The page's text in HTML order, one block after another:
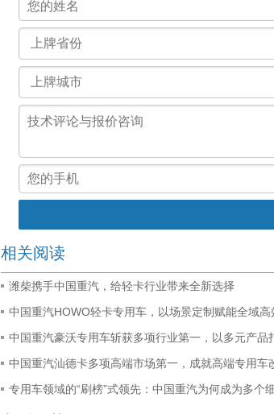
相关阅读
潍柴携手中国重汽，给轻卡行业带来全新选择
中国重汽HOWO轻卡专用车，以场景定制赋能全域高
中国重汽豪沃专用车斩获多项行业第一，以多元产品
中国重汽汕德卡多项高端市场第一，成就高端专用车
专用车领域的“刷榜”式领先：中国重汽为何成为多个